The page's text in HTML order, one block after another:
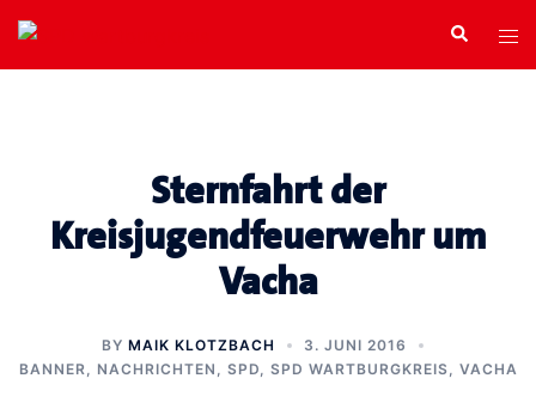
Zum
Inhalt
springen
Search
Sternfahrt der
Kreisjugendfeuerwehr um
Vacha
BY MAIK KLOTZBACH
3. JUNI 2016
BANNER
NACHRICHTEN SPD SPD WARTBURGKREIS VACHA